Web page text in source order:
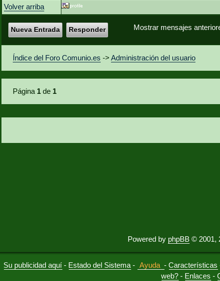
Volver arriba
Mostrar mensajes
Nueva Entrada Responder
Índice del Foro Comunio.es ->Administración del usuario
Página 1 de 1
Powered by phpBB © 2001,
Su publicidad aquí - Estado del Sistema - Ayuda -Características
web? - Enlaces -